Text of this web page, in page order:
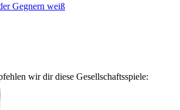
Gegnern weiß
wir dir diese Gesellschaftsspiele: